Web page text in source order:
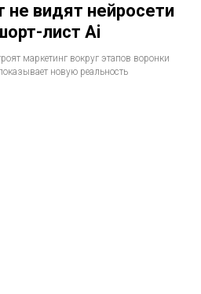
не видят нейросети
лист Ai
маркетинг вокруг этапов воронки
новую реальность